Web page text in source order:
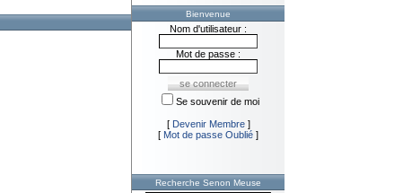
Bienvenue
Nom d'utilisateur :
Mot de passe :
Se souvenir de moi
[ Devenir Membre]
[ Mot de passe Oublié ]
Recherche Senon Meuse